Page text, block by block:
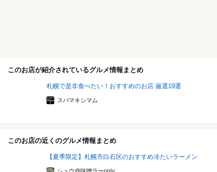
このお店が紹介されているグルメ情報まとめ
札幌で是非食べたい！おすすめのお店 厳選19選
スパマキシマム
このお店の近くのグルメ情報まとめ
【夏季限定】札幌市白石区のおすすめ冷たいラーメン